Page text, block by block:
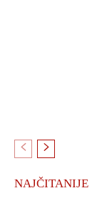
NAJČITANIJE